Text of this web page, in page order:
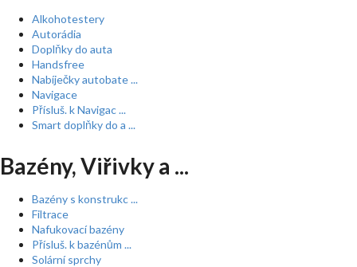
Alkohotestery
Autorádia
Doplňky do auta
Handsfree
Nabíječky autobate ...
Navigace
Přísluš. k Navigac ...
Smart doplňky do a ...
Bazény, Viřivky a ...
Bazény s konstrukc ...
Filtrace
Nafukovací bazény
Přísluš. k bazénům ...
Solární sprchy